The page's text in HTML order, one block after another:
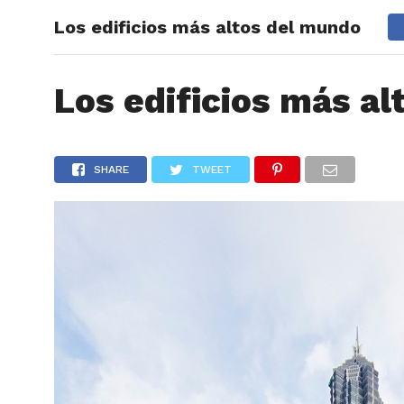
Los edificios más altos del mundo
Los edificios más
SHARE TWEET